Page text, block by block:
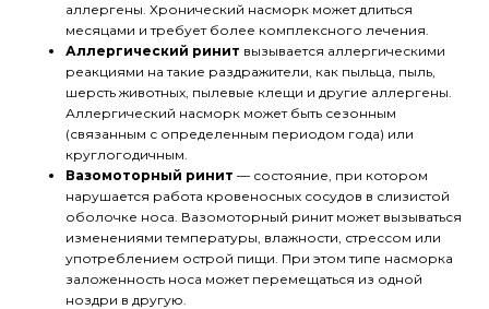
аллергены. Хронический насморк может длиться
месяцами и требует более комплексного лечения.
Аллергический ринит вызывается аллергическими
реакциями на такие раздражители, как пыльца, пыль,
шерсть животных, пылевые клещи и другие аллергены.
Аллергический насморк может быть сезонным
(связанным с определенным периодом года) или
круглогодичным.
Вазомоторный ринит — состояние, при котором
нарушается работа кровеносных сосудов в слизистой
оболочке носа. Вазомоторный ринит может вызываться
изменениями температуры, влажности, стрессом или
употреблением острой пищи. При этом типе насморка
заложенность носа может перемещаться из одной
ноздри в другую.